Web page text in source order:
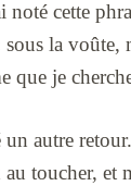
noté cette
la voûte,
que je
autre
toucher, et